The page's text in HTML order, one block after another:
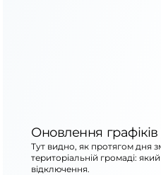
Оновлення
Тут видно, як протягом дня
територіальній громаді:
відключення.